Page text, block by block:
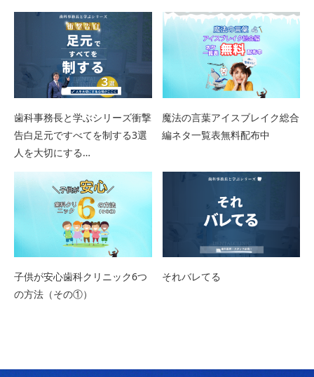
歯科事務長と学ぶシリーズ衝撃
告白足元ですべてを制する3選
人を大切にする…
魔法の言葉アイスブレイク総合
編ネタ一覧表無料配布中
子供が安心歯科クリニック6つ
の方法（その①）
それバレてる